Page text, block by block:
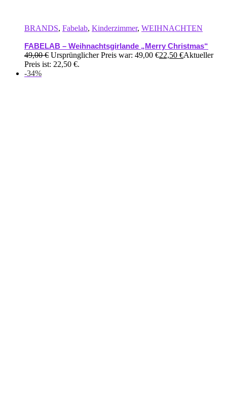
BRANDS, Fabelab, Kinderzimmer, WEIHNACHTEN
FABELAB – Weihnachtsgirlande „Merry Christmas“
49,00€ Ursprünglicher Preis war: 49,00 €22,50 €Aktueller
Preis ist: 22,50 €.
-34%